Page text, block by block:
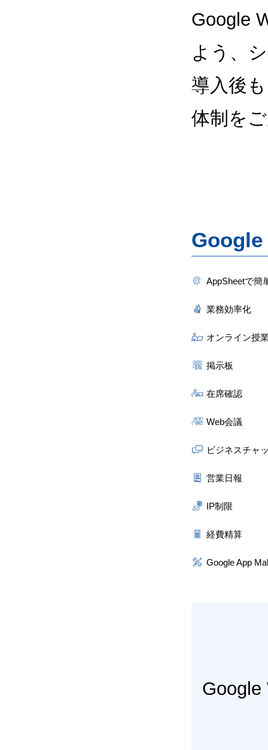
Google
よう、
導入後
体制を
Google
AppSheetで簡
業務効率化
オンライン授
掲示板
在席確認
Web会議
ビジネスチャ
営業日報
IP制限
経費精算
Google App
Google